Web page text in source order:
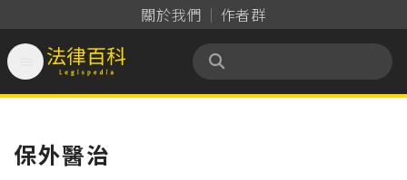
關於我們 作者群
法律百科 Legispedia
保外醫治